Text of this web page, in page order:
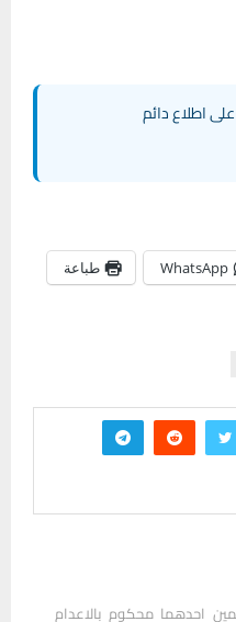
اطلاع دائم
WhatsApp طباعة
احدهما محكوم بالاعدام